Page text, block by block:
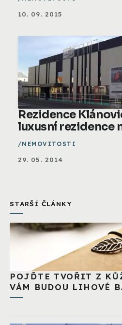
10. 09. 2015
Rezidence
luxusní rezidence
NEMOVITOSTI
29. 05. 2014
STARŠÍ ČLÁNKY
POJĎTE TVOŘIT Z
VÁM BUDOU LIHOVÉ